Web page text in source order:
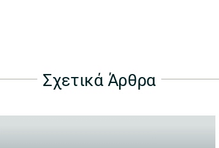
Σχετικά Άρθρα